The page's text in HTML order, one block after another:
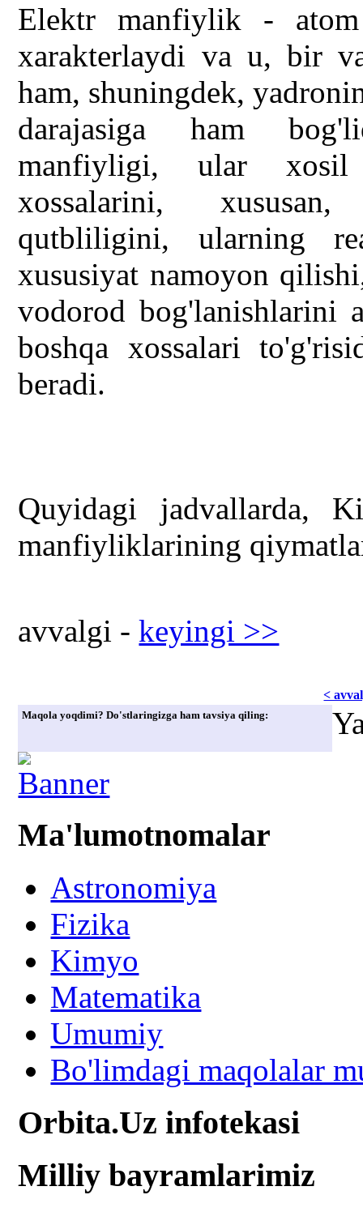
Elektr manfiylik -
xarakterlaydi va u, bir
ham, shuningdek,
darajasiga ham
manfiyligi, ular xosil
xossalarini,
qutbliligini, ularning
xususiyat namoyon
vodorod bog'lanishlarini
boshqa xossalari
beradi.
Quyidagi jadvallarda,
manfiyliklarining
avvаlgi -kеyingi >>
<
Maqola yoqdimi? Do'stlaringizga ham tavsiya qiling:
Ma'lumotnomalar
Astronomiya
Fizika
Kimyo
Matematika
Umumiy
Bo'limdagi maqolalar
Orbita.Uz infotekasi
Milliy bayramlarimiz